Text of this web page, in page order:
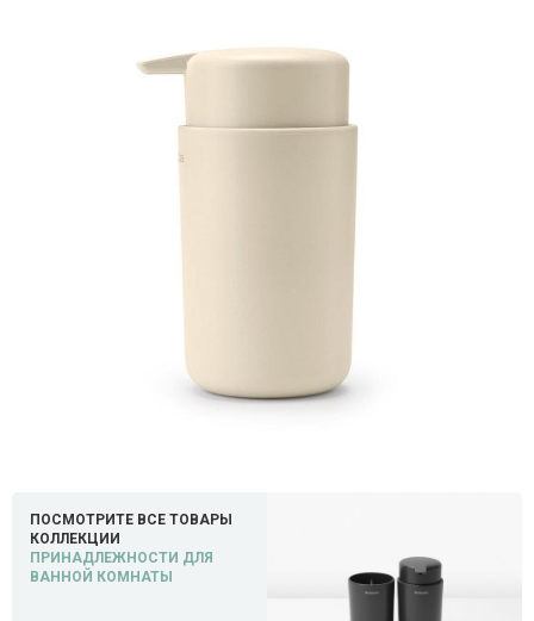
ПОСМОТРИТЕ ВСЕ ТОВАРЫ
КОЛЛЕКЦИИ
ПРИНАДЛЕЖНОСТИ ДЛЯ
ВАННОЙ КОМНАТЫ